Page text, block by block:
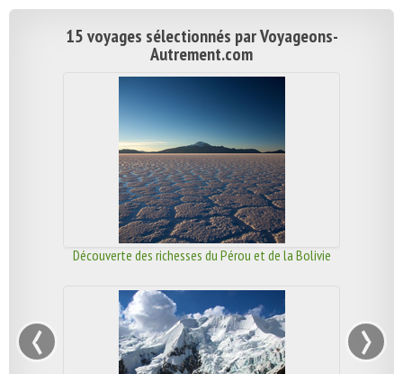
15 voyages sélectionnés par Voyageons-
Autrement.com
Découverte des richesses du Pérou et de la Bolivie
‹ ›